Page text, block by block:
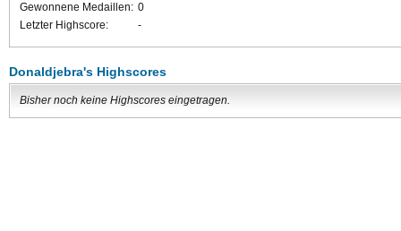
Gewonnene Medaillen: 0
Letzter Highscore:
-
Donaldjebra's Highscores
Bisher noch keine Highscores eingetragen.